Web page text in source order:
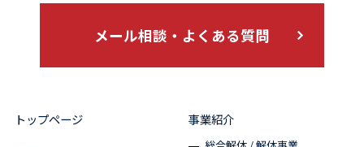
メール相談・よくある質問
トップページ 事業紹介